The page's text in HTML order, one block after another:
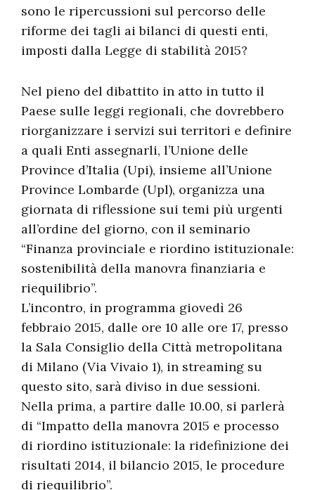
sono le ripercussioni sul percorso delle
riforme dei tagli ai bilanci di questi enti,
imposti dalla Legge di stabilità 2015?
Nel pieno del dibattito in atto in tutto il
Paese sulle leggi regionali, che dovrebbero
riorganizzare i servizi sui territori e definire
a quali Enti assegnarli, l’Unione delle
Province d’Italia (Upi), insieme all’Unione
Province Lombarde (Upl), organizza una
giornata di riflessione sui temi più urgenti
all’ordine del giorno, con il seminario
“Finanza provinciale e riordino istituzionale:
sostenibilità della manovra finanziaria e
riequilibrio”.
L’incontro, in programma giovedì 26
febbraio 2015, dalle ore 10 alle ore 17, presso
la Sala Consiglio della Città metropolitana
di Milano (Via Vivaio 1), in streaming su
questo sito, sarà diviso in due sessioni.
Nella prima, a partire dalle 10.00, si parlerà
di “Impatto della manovra 2015 e processo
di riordino istituzionale: la ridefinizione dei
risultati 2014, il bilancio 2015, le procedure
di riequilibrio”.